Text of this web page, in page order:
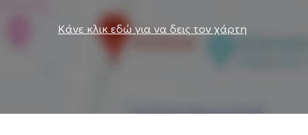
Κάνε κλικ εδώ για να δεις τον χάρτη